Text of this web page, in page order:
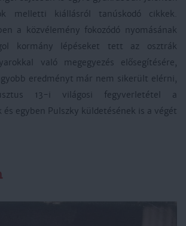
melletti kiállásról tanúskodó cikkek.
a közvélemény fokozódó nyomásának
kormány lépéseket tett az osztrák
való megegyezés elősegítésére,
eredményt már nem sikerült elérni,
13-i világosi fegyverletétel a
és egyben Pulszky küldetésének is a végét